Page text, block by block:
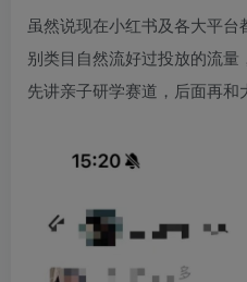
虽然说现在小红书及各大平台
别类目自然流好过投放的流
先讲亲子研学赛道，后面再和